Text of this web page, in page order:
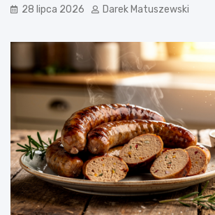
28 lipca 2026 Darek Matuszewski